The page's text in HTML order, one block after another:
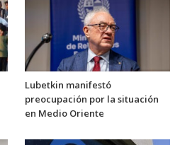
Lubetkin manifestó
preocupación por la situación
en Medio Oriente